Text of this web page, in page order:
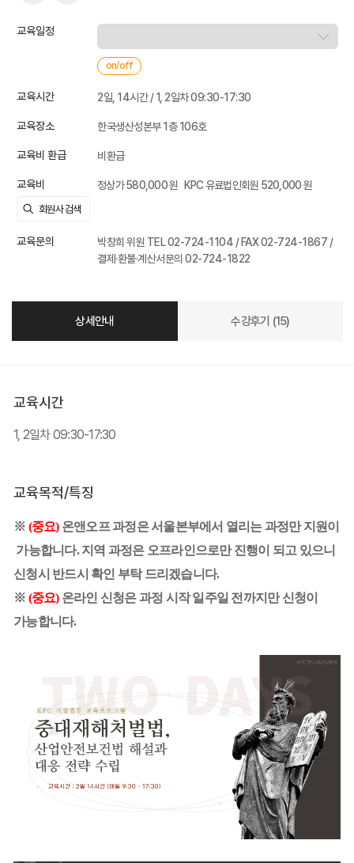
교육일정
on/off
교육시간 2일, 14시간 / 1, 2일차 09:30-17:30
교육장소 한국생산성본부 1층 106호
교육비 환급 비환급
교육비 정상가 580,000 원 KPC 유료법인회원 520,000 원
교육문의
박창희 위원 TEL 02-724-1104 / FAX 02-724-1867 /
결제·환불·계산서문의 02-724-1822
상세안내 수강후기 (15)
교육시간
1, 2일차 09:30-17:30
교육목적/특징
※ (중요)온앤오프 과정은 서울본부에서 열리는 과정만 지원이
가능합니다. 지역 과정은 오프라인으로만 진행이 되고 있으니
신청시 반드시 확인 부탁 드리겠습니다.
※ (중요)온라인 신청은 과정 시작 일주일 전까지만 신청이
가능합니다.